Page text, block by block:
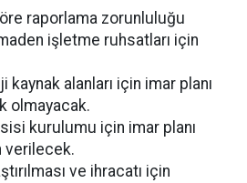
raporlama zorunluluğu
işletme ruhsatları için
kaynak alanları için imar planı
olmayacak.
kurulumu için imar planı
verilecek.
ve ihracatı için